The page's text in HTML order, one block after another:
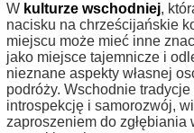
W kulturze wschodniej,
nacisku na chrześcijańskie
miejscu może mieć inne
jako miejsce tajemnicze i
nieznane aspekty własnej
podróży. Wschodnie tradycje
introspekcję i samorozwój,
zaproszeniem do zgłębiania